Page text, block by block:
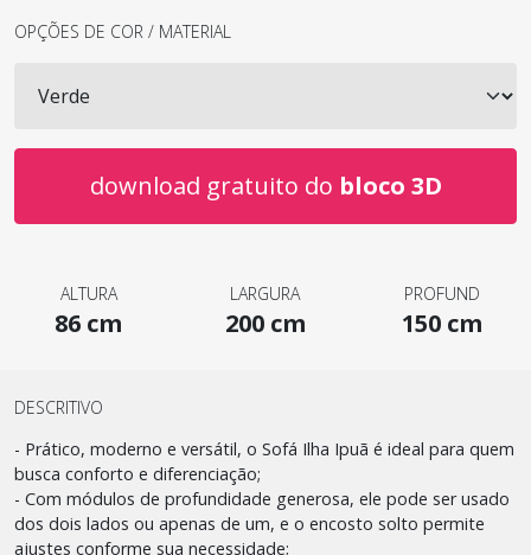
OPÇÕES DE COR / MATERIAL
download gratuito do bloco 3D
ALTURA
86 cm
LARGURA
200 cm
PROFUND
150 cm
DESCRITIVO
- Prático, moderno e versátil, o Sofá Ilha Ipuã é ideal para quem
busca conforto e diferenciação;
- Com módulos de profundidade generosa, ele pode ser usado
dos dois lados ou apenas de um, e o encosto solto permite
ajustes conforme sua necessidade;